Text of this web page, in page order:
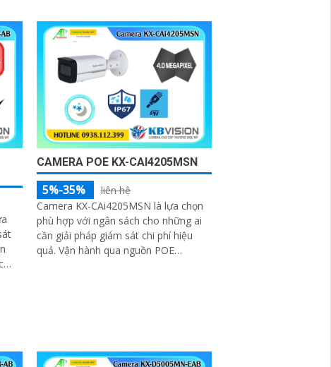
CAMERA POE KX-CAI4205MSN
5%-35%
liên hệ
Camera KX-CAi4205MSN là lựa chọn
phù hợp với ngân sách cho những ai
cần giải pháp giám sát chi phí hiệu
quả. Vận hành qua nguồn POE